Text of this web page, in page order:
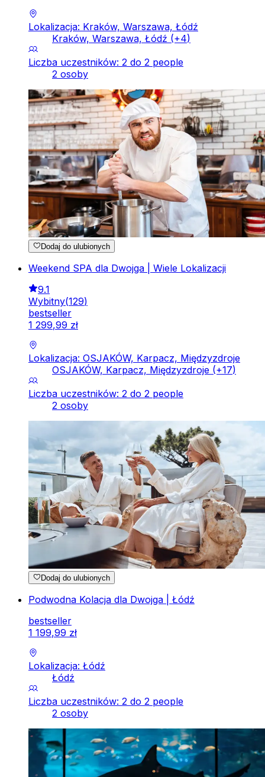
Lokalizacja: Kraków, Warszawa, Łódź
Kraków, Warszawa, Łódź (+4)
Liczba uczestników: 2 do 2 people
2 osoby
Dodaj do ulubionych
Weekend SPA dla Dwojga | Wiele Lokalizacji
9.1
Wybitny(129)
bestseller
1 299,99 zł
Lokalizacja: OSJAKÓW, Karpacz, Międzyzdroje
OSJAKÓW, Karpacz, Międzyzdroje (+17)
Liczba uczestników: 2 do 2 people
2 osoby
Dodaj do ulubionych
Podwodna Kolacja dla Dwojga | Łódź
bestseller
1 199,99 zł
Lokalizacja: Łódź
Łódź
Liczba uczestników: 2 do 2 people
2 osoby